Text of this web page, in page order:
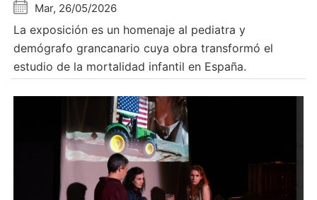
Mar, 26/05/2026
La exposición es un homenaje al pediatra y
demógrafo grancanario cuya obra transformó el
estudio de la mortalidad infantil en España.